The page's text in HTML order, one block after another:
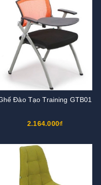
Đào Tạo Training GTB01
2.164.000₫